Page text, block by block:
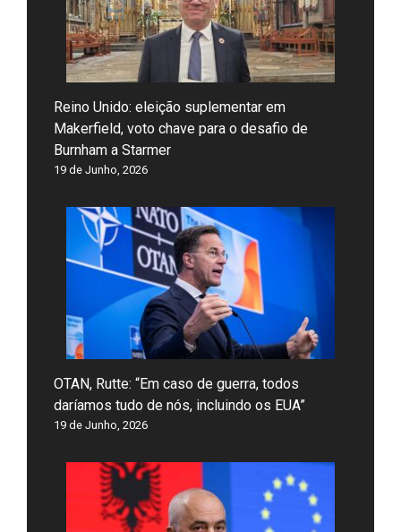
Reino Unido: eleição suplementar em
Makerfield, voto chave para o desafio de
Burnham a Starmer
19 de Junho, 2026
OTAN, Rutte: “Em caso de guerra, todos
daríamos tudo de nós, incluindo os EUA”
19 de Junho, 2026